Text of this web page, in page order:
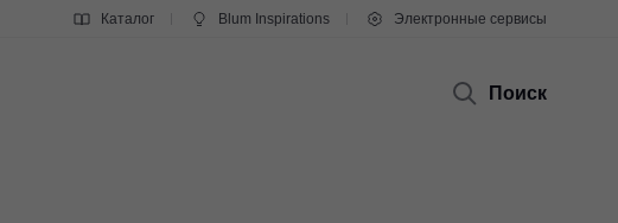
Каталог Blum Inspirations Электронные сервисы
Поиск